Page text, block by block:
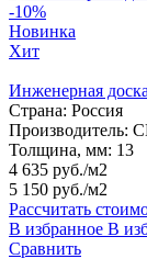
-10%
Новинка
Хит
Инженерная
Страна: Россия
Производитель:
Толщина, мм: 13
4 635 руб./м2
5 150 руб./м2
Рассчитать
В избранное В
Сравнить